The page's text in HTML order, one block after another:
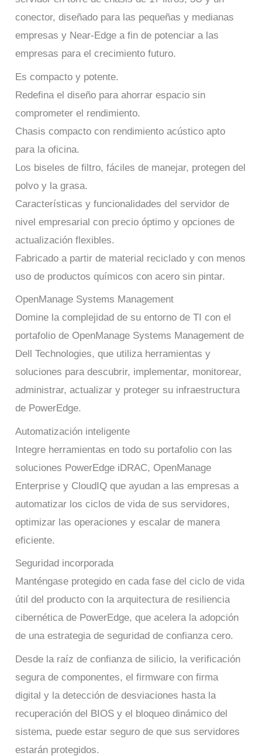
conector, diseñado para las pequeñas y medianas
empresas y Near-Edge a fin de potenciar a las
empresas para el crecimiento futuro.
Es compacto y potente.
Redefina el diseño para ahorrar espacio sin
comprometer el rendimiento.
Chasis compacto con rendimiento acústico apto
para la oficina.
Los biseles de filtro, fáciles de manejar, protegen del
polvo y la grasa.
Características y funcionalidades del servidor de
nivel empresarial con precio óptimo y opciones de
actualización flexibles.
Fabricado a partir de material reciclado y con menos
uso de productos químicos con acero sin pintar.
OpenManage Systems Management
Domine la complejidad de su entorno de TI con el
portafolio de OpenManage Systems Management de
Dell Technologies, que utiliza herramientas y
soluciones para descubrir, implementar, monitorear,
administrar, actualizar y proteger su infraestructura
de PowerEdge.
Automatización inteligente
Integre herramientas en todo su portafolio con las
soluciones PowerEdge iDRAC, OpenManage
Enterprise y CloudIQ que ayudan a las empresas a
automatizar los ciclos de vida de sus servidores,
optimizar las operaciones y escalar de manera
eficiente.
Seguridad incorporada
Manténgase protegido en cada fase del ciclo de vida
útil del producto con la arquitectura de resiliencia
cibernética de PowerEdge, que acelera la adopción
de una estrategia de seguridad de confianza cero.
Desde la raíz de confianza de silicio, la verificación
segura de componentes, el firmware con firma
digital y la detección de desviaciones hasta la
recuperación del BIOS y el bloqueo dinámico del
sistema, puede estar seguro de que sus servidores
estarán protegidos.